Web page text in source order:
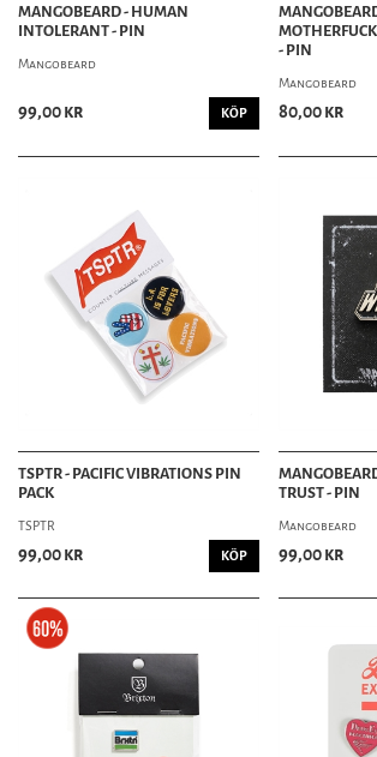
MANGOBEARD - HUMAN
INTOLERANT - PIN
Mangobeard
99,00 kr KÖP
- PIN
Mangobeard
80,00 kr
TSPTR - PACIFIC VIBRATIONS PIN
PACK
TSPTR
99,00 kr KÖP
TRUST - PIN
Mangobeard
99,00 kr